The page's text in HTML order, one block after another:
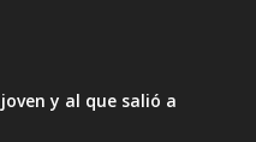
y al que salió a